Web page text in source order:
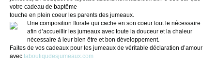
votre cadeau de baptême
touche en plein coeur les parents des jumeaux.
Une composition florale qui cache en son coeur tout le nécessaire
afin d’accueillir les jumeaux avec toute la douceur et la chaleur
nécessaire à leur bien être et bon développement.
Faites de vos cadeaux pour les jumeaux de véritable déclaration d’amour
avec laboutiqudesjumeaux.com